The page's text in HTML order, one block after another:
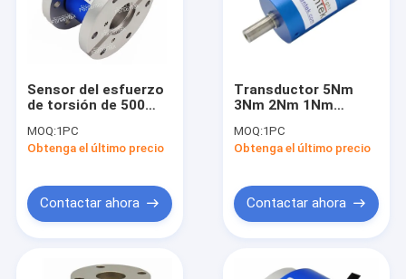
Sensor del esfuerzo
de torsión de 500
medida 100
nanómetro del
del transductor 200
nanómetro del
esfuerzo de torsión
MOQ:1PC
Obtenga el último precio
Contactar ahora
Transductor 5Nm
3Nm 2Nm 1Nm
del esfuerzo de
torsión de la
del eje
MOQ:1PC
Obtenga el último precio
Contactar ahora